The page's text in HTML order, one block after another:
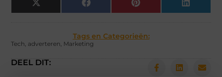
X
(Twitter)
Facebook Pinterest LinkedIn
Tags en Categorieën:
Tech, adverteren, Marketing
DEEL DIT: